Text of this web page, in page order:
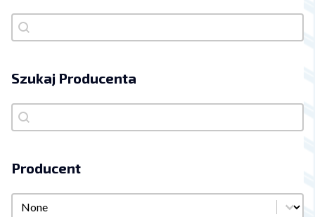
Szukaj Produktu
Szukaj Produktu
Szukaj Producenta
Szukaj Producenta
Szukaj Producenta
Producent
Producent
Producent